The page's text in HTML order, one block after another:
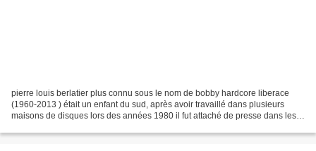
pierre louis berlatier plus connu sous le nom de bobby hardcore liberace
(1960-2013 ) était un enfant du sud, après avoir travaillé dans plusieurs
maisons de disques lors des années 1980 il fut attaché de presse dans les